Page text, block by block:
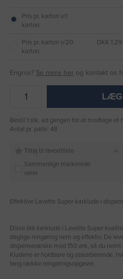
Pris pr. karton v/1
karton
Pris pr. karton v/20
karton
DKK
Engros? Se mere her og kontakt os
LÆG
Bestil 1 stk. ad gangen for at modtage et
Antal pr. palle: 48
Tilføj til favoritliste
Sammenlign markerede
varer
Effektive Lavette Super karklude i
Disse blå karklude i Lavette Super
daglige rengøring nem og effektiv. De
dispenseræske med 150 ark, så du
Kludene er holdbare og absorberende,
lang række rengøringsopgaver.